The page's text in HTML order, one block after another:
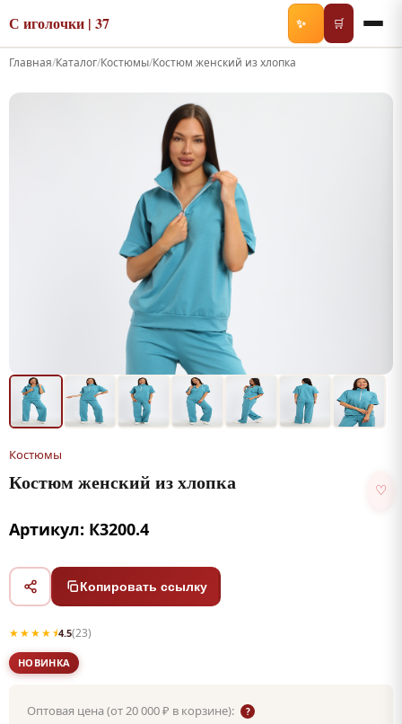
С иголочки | 37 ✨ 🛒
Главная/Каталог/Костюмы/Костюм женский из хлопка
Костюмы
Костюм женский из хлопка ♡
Артикул: К3200.4
Копировать ссылку
★★★★⯨4.5(23)
НОВИНКА
Оптовая цена (от 20 000 ₽ в корзине): ?